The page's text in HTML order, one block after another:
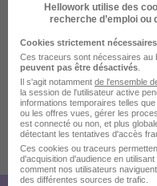
7 de plus
Publiée le 11/07/2026 - Réf :
Hellowork utilise des
recherche d’emploi
Cookies strictement nécessaires
Ces traceurs sont nécessaires au
peuvent pas être désactivés
Il s'agit notamment de l'ensemble
la session de l'utilisateur active
informations temporaires telles
ou les offres vues, gérer les
est connecté ou non, et plus
détectant les tentatives d'accès
Ces cookies ou traceurs
d'acquisition d'audience en
comment nos utilisateurs
des différentes sources de trafic.